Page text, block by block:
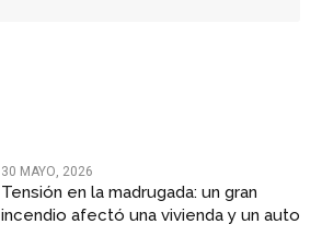
30 MAYO, 2026
Tensión en la madrugada: un gran
incendio afectó una vivienda y un auto